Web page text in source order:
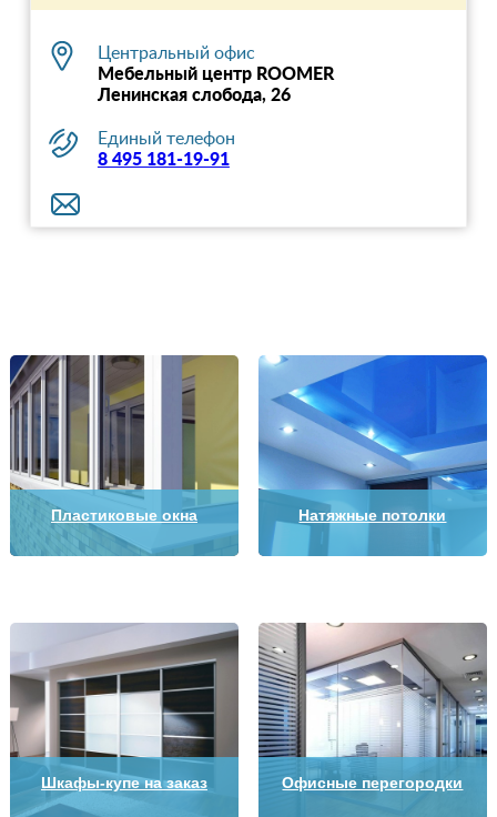
Центральный офис
Мебельный центр ROOMER
Ленинская слобода, 26
Единый телефон
8 495 181-19-91
Пластиковые окна Натяжные потолки
Шкафы-купе на заказ Офисные перегородки